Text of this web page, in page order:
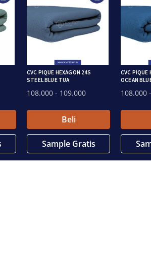
CVC PIQUE HEXAGON 24S
STEEL BLUE TUA
108.000 - 109.000
Beli
Sample Gratis
CVC PIQUE
OCEAN
108.000